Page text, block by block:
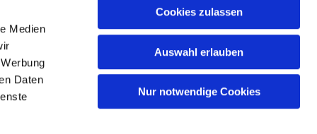
Medien
Daten
Cookies zulassen
Auswahl erlauben
Nur notwendige Cookies